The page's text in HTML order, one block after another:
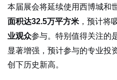
本届展会将延续使用西博城和
面积达32.5万平方米 ，预计将
业观众参与。特别值得关注的
显著增强，预计参与的专业投
创下历史新高。